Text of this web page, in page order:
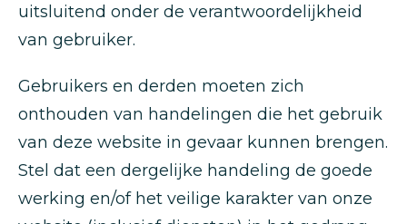
uitsluitend onder de verantwoordelijkheid
van gebruiker.
Gebruikers en derden moeten zich
onthouden van handelingen die het gebruik
van deze website in gevaar kunnen brengen.
Stel dat een dergelijke handeling de goede
werking en/of het veilige karakter van onze